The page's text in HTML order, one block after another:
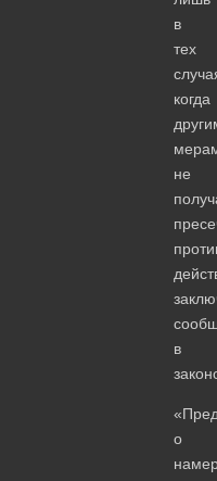
в
тех
когда
не
в
о